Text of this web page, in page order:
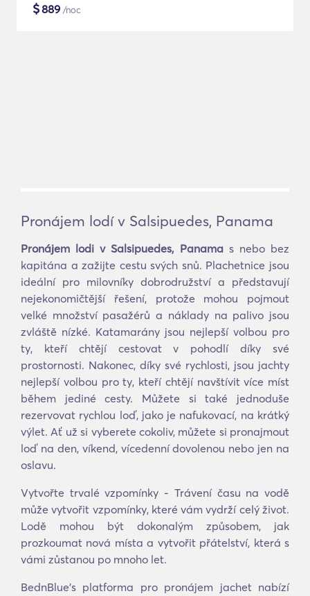
$889 /noc
Pronájem lodí v Salsipuedes, Panama
Pronájem lodi v Salsipuedes, Panamas nebo bez
kapitána a zažijte cestu svých snů. Plachetnice jsou
ideální pro milovníky dobrodružství a představují
nejekonomičtější řešení, protože mohou pojmout
velké množství pasažérů a náklady na palivo jsou
zvláště nízké. Katamarány jsou nejlepší volbou pro
ty, kteří chtějí cestovat v pohodlí díky své
prostornosti. Nakonec, díky své rychlosti, jsou jachty
nejlepší volbou pro ty, kteří chtějí navštívit více míst
během jediné cesty. Můžete si také jednoduše
rezervovat rychlou loď, jako je nafukovací, na krátký
výlet. Ať už si vyberete cokoliv, můžete si pronajmout
loď na den, víkend, vícedenní dovolenou nebo jen na
oslavu.
Vytvořte trvalé vzpomínky - Trávení času na vodě
může vytvořit vzpomínky, které vám vydrží celý život.
Lodě mohou být dokonalým způsobem, jak
prozkoumat nová místa a vytvořit přátelství, která s
vámi zůstanou po mnoho let.
BednBlue's platforma pro pronájem jachet nabízí